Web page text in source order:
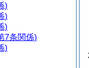
)
)
)
7条関係)
)